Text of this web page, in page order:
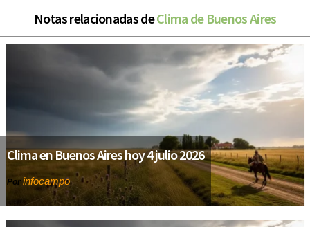
Notas relacionadas deClima de Buenos Aires
Clima en Buenos Aires hoy 4 julio 2026
Por infocampo